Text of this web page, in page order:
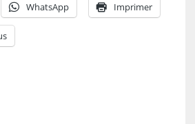
WhatsApp Imprimer